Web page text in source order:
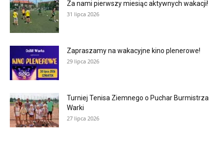
Za nami pierwszy miesiąc aktywnych wakacji!
31 lipca 2026
Zapraszamy na wakacyjne kino plenerowe!
29 lipca 2026
Turniej Tenisa Ziemnego o Puchar Burmistrza
Warki
27 lipca 2026